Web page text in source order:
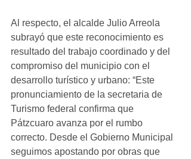
Al respecto, el alcalde Julio Arreola
subrayó que este reconocimiento es
resultado del trabajo coordinado y del
compromiso del municipio con el
desarrollo turístico y urbano: “Este
pronunciamiento de la secretaria de
Turismo federal confirma que
Pátzcuaro avanza por el rumbo
correcto. Desde el Gobierno Municipal
seguimos apostando por obras que